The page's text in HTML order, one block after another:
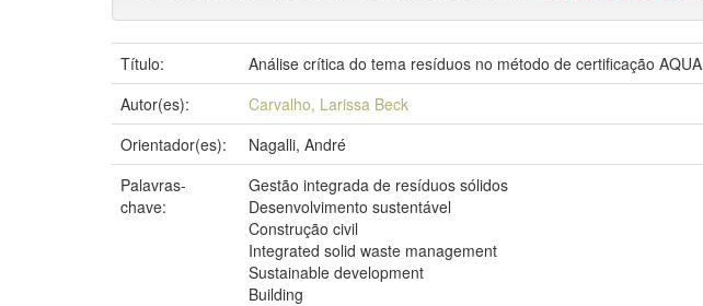
Título:
Análise crítica do tema resíduos no método de certificação AQUA
Autor(es):
Carvalho, Larissa Beck
Orientador(es):
Nagalli, André
Palavras-
chave:
Gestão integrada de resíduos sólidos
Desenvolvimento sustentável
Construção civil
Integrated solid waste management
Sustainable development
Building